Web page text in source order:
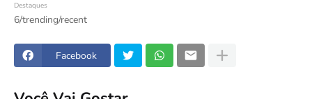
Destaques
6/trending/recent
Facebook